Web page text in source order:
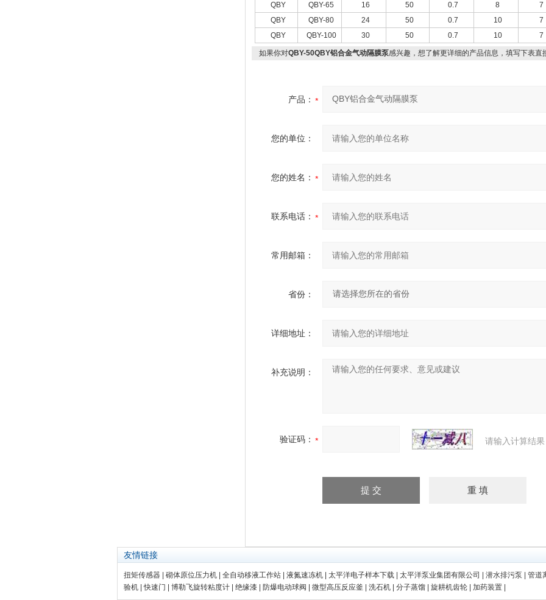
QBY
QBY-65 16 50 0.7 8
7
QBY
QBY-80 24 50 0.7 10
7
QBY
QBY-100 30 50 0.7 10 7
如果你对QBY-50QBY铝合金气动隔膜泵感兴趣，想了解更详细的产品信息，填写下表直
产品：
您的单位：
您的姓名：
联系电话：
常用邮箱：
省份：
详细地址：
补充说明：
验证码： 请输入计算结
友情链接
扭矩传感器 砌体原位压力机 全自动移液工作站 液氮速冻机 太平洋电子样本下载 太平洋泵业集团有限公司 潜水排污泵 管道
验机 |快速门 博勒飞旋转粘度计 绝缘漆 防爆电动球阀 微型高压反应釜 洗石机 分子蒸馏 旋耕机齿轮 加药装置